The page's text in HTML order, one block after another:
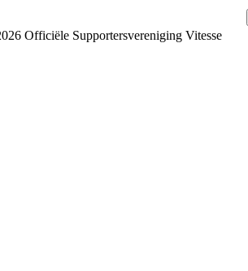
Officiële Supportersvereniging Vitesse